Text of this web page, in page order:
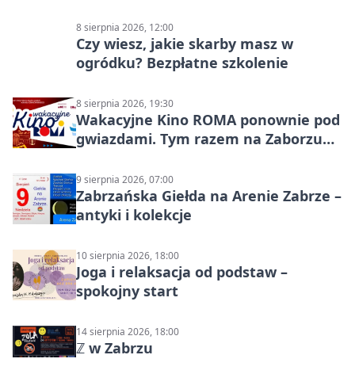
8 sierpnia 2026, 12:00
Czy wiesz, jakie skarby masz w
ogródku? Bezpłatne szkolenie
8 sierpnia 2026, 19:30
Wakacyjne Kino ROMA ponownie pod
gwiazdami. Tym razem na Zaborzu
9 sierpnia 2026, 07:00
Zabrzańska Giełda na Arenie Zabrze –
antyki i kolekcje
10 sierpnia 2026, 18:00
Joga i relaksacja od podstaw –
spokojny start
14 sierpnia 2026, 18:00
ℤ w Zabrzu